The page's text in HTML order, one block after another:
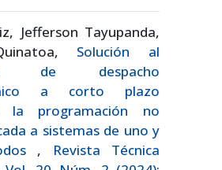
Jefferson Tayupanda,
Solución al
de despacho
a corto plazo
la programación no
a sistemas de uno y
,
Revista Técnica